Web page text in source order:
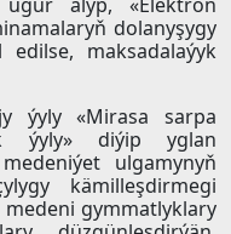
dolanyşygy
maksadalaýyk
ýyly «Mirasa sarpa
ýyly» diýip yglan
ulgamynyň
kämilleşdirmegi
gymmatlyklary